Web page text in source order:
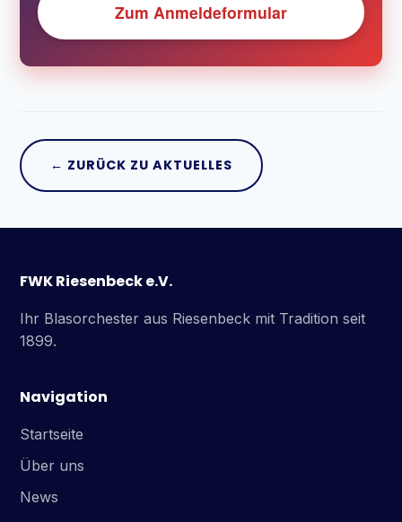
Zum Anmeldeformular
← ZURÜCK ZU AKTUELLES
FWK Riesenbeck e.V.
Ihr Blasorchester aus Riesenbeck mit Tradition seit
1899.
Navigation
Startseite
Über uns
News